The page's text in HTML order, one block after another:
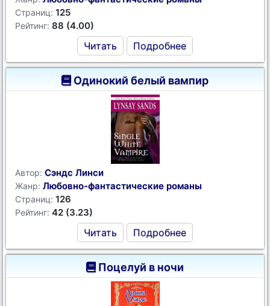
Страниц: 125
Рейтинг: 88 (4.00)
Читать Подробнее
Одинокий белый вампир
Автор: Сэндс Линси
Жанр: Любовно-фантастические романы
Страниц: 126
Рейтинг: 42 (3.23)
Читать Подробнее
Поцелуй в ночи